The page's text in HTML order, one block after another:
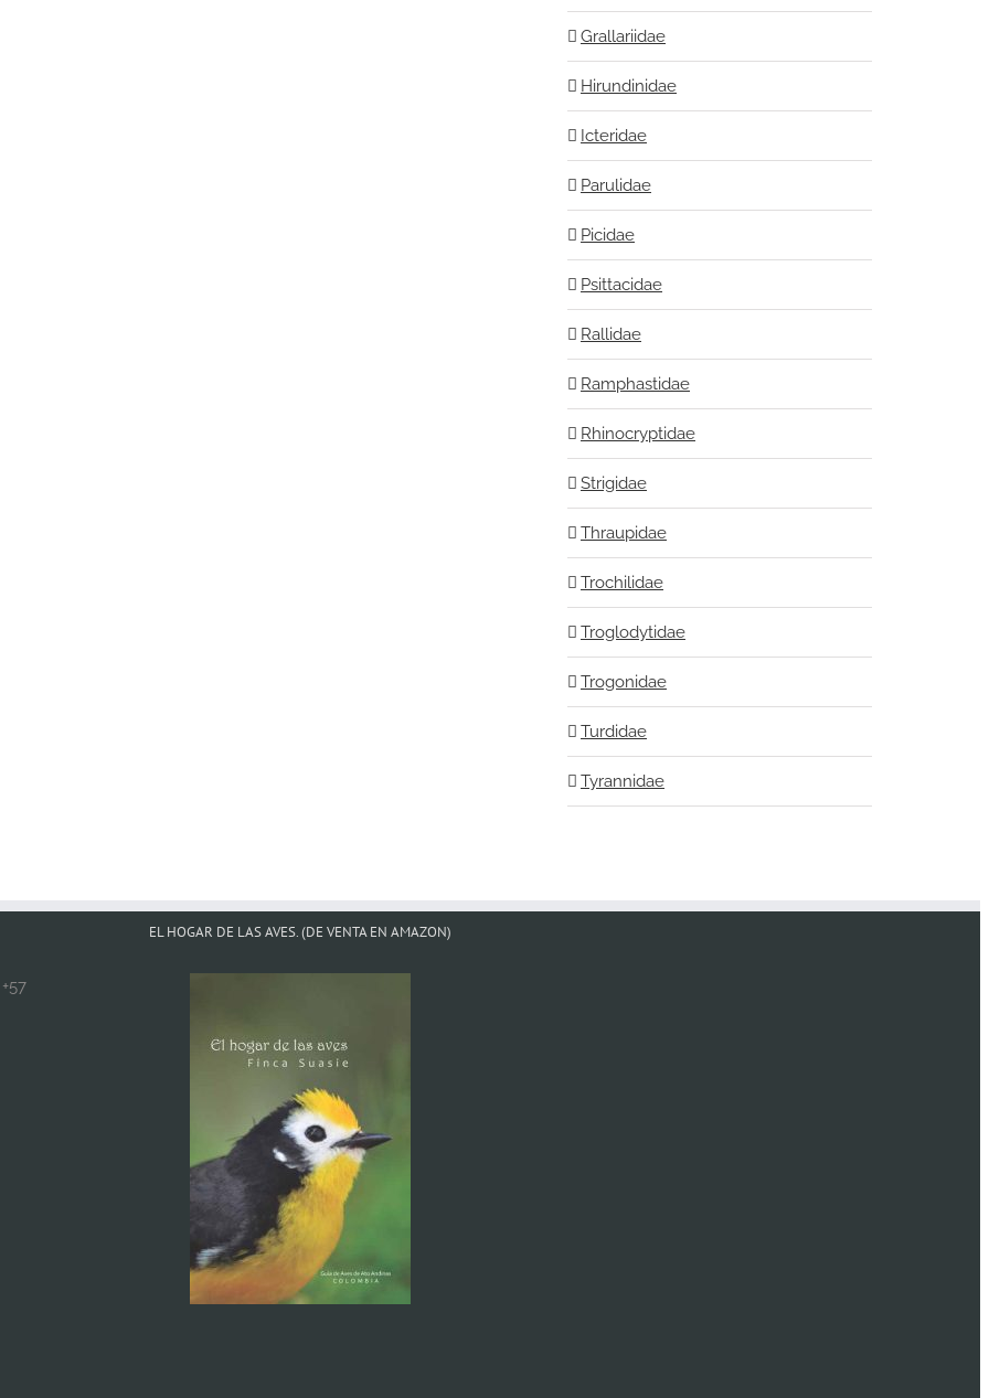
Grallariidae
Hirundinidae
Icteridae
Parulidae
Picidae
Psittacidae
Rallidae
Ramphastidae
Rhinocryptidae
Strigidae
Thraupidae
Trochilidae
Troglodytidae
Trogonidae
Turdidae
Tyrannidae
EL HOGAR DE LAS AVES. (DE VENTA EN AMAZON)